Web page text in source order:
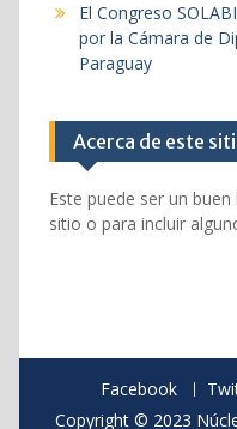
El Congreso
por la Cámara de
Paraguay
Acerca de este
Este puede ser un
sitio o para incluir
Facebook
Copyright © 2023